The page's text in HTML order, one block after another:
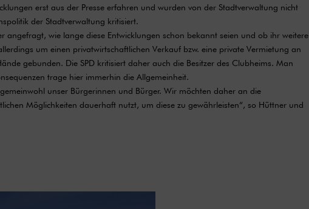
erst aus der Presse erfahren und wurden von der Stadtverwaltung nicht
der Stadtverwaltung kritisiert.
angefragt, wie lange diese Entwicklungen schon bekannt seien und ob ihr weitere
um einen privatwirtschaftlichen Verkauf bzw. eine private Vermietung an
gebunden. Die SPD kritisiert daher auch die Besitzer des Clubheims. Man
trage hier immerhin die Allgemeinheit.
unser Bürgerinnen und Bürger. Wir möchten daher an die
Möglichkeiten dauerhaft nutzt, um diese zu gewährleisten“, so Hüttner und